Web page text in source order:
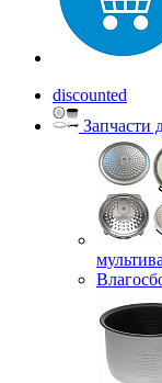
discounted
Запчасти